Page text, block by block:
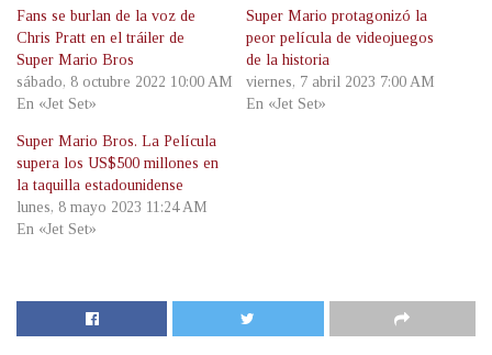
Fans se burlan de la voz de
Chris Pratt en el tráiler de
Super Mario Bros
sábado, 8 octubre 2022 10:00 AM
En «Jet Set»
Super Mario protagonizó la
peor película de videojuegos
de la historia
viernes, 7 abril 2023 7:00 AM
En «Jet Set»
Super Mario Bros. La Película
supera los US$500 millones en
la taquilla estadounidense
lunes, 8 mayo 2023 11:24 AM
En «Jet Set»